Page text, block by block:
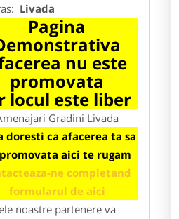
Livada
Pagina
nu este
promovata
locul este liber
Gradini Livada
doresti ca afacerea ta sa
aici te rugam
ne completand
formularul de aici
noastre partenere va